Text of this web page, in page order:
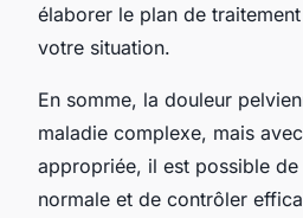
élaborer le plan de
votre situation.
En somme, la douleur
maladie complexe, mais
appropriée, il est possible de
normale et de contrôler